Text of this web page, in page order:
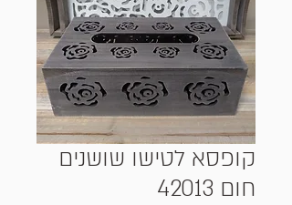
קופסא לטישו שושנים
חום 42013